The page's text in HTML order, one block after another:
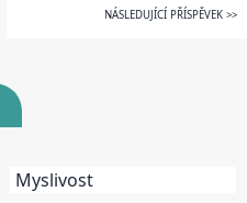
NÁSLEDUJÍCÍ PŘÍSPĚVEK >>
Myslivost